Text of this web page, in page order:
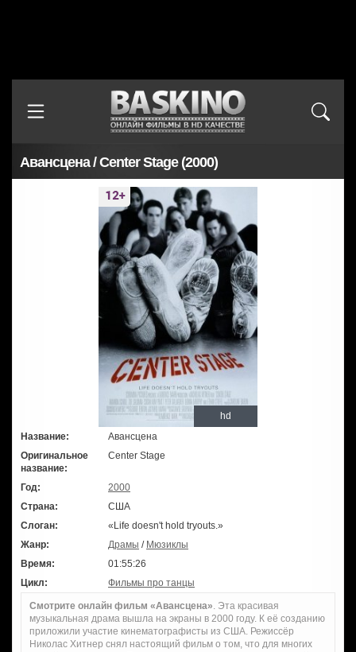
Авансцена / Center Stage (2000)
hd
Название:
Авансцена
Оригинальное
название:
Center Stage
Год:
2000
Страна:
США
Слоган:
«Life doesn't hold tryouts.»
Жанр:
Драмы / Мюзиклы
Время:
01:55:26
Цикл:
Фильмы про танцы
Смотрите онлайн фильм «Авансцена». Эта красивая
музыкальная драма вышла на экраны в 2000 году. К её созданию
приложили участие кинематографисты из США. Режиссёр
Николас Хитнер снял настоящий фильм о том, что для многих